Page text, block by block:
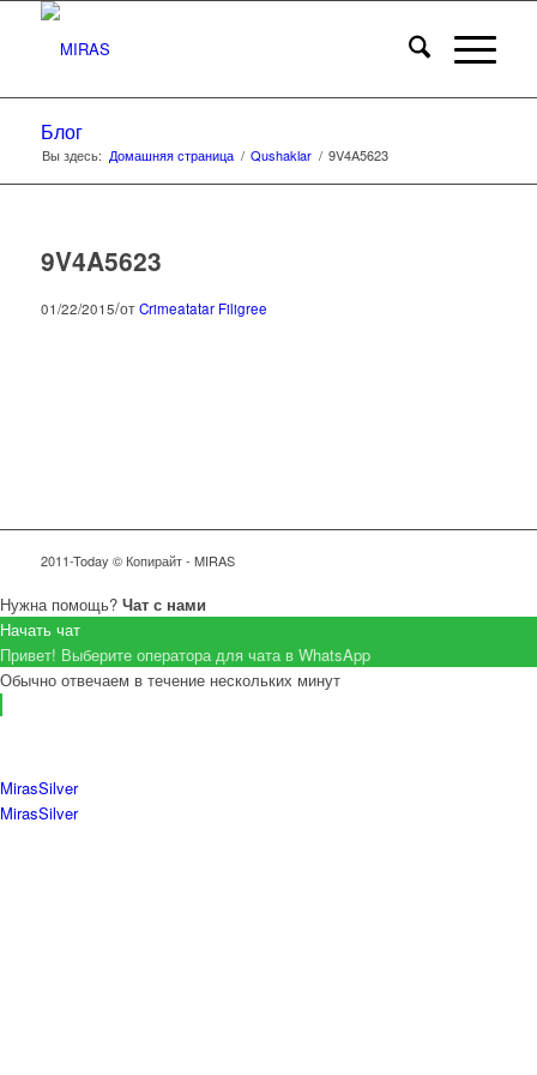
Блог
Вы здесь: Домашняя страница / Qushaklar / 9V4A5623
9V4A5623
01/22/2015/отCrimeatatar Filigree
2011-Today © Копирайт - MIRAS
Нужна помощь? Чат с нами
Начать чат
Привет! Выберите оператора для чата в WhatsApp
Обычно отвечаем в течение нескольких минут
MirasSilver
MirasSilver